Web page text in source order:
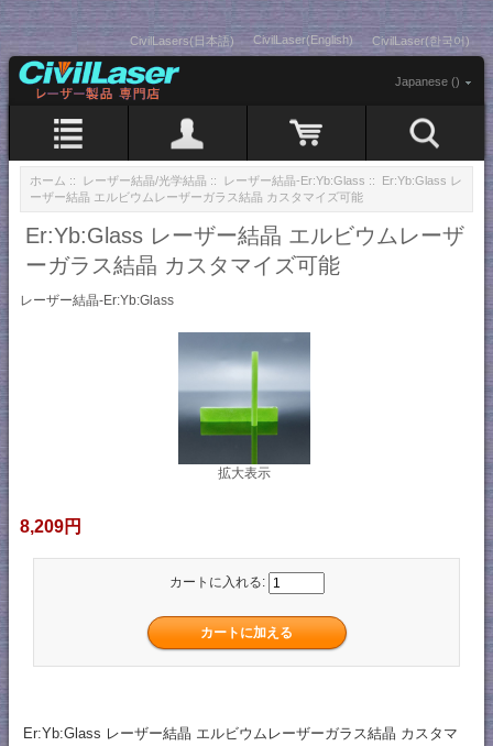
CivilLasers(日本語) CivilLaser(English) CivilLaser(한국어)
Japanese ()
ホーム :: レーザー結晶/光学結晶 :: レーザー結晶-Er:Yb:Glass :: Er:Yb:Glass レ
ーザー結晶 エルビウムレーザーガラス結晶 カスタマイズ可能
Er:Yb:Glass レーザー結晶 エルビウムレーザ
ーガラス結晶 カスタマイズ可能
レーザー結晶-Er:Yb:Glass
拡大表示
8,209円
カートに入れる:
Er:Yb:Glass レーザー結晶 エルビウムレーザーガラス結晶 カスタマ